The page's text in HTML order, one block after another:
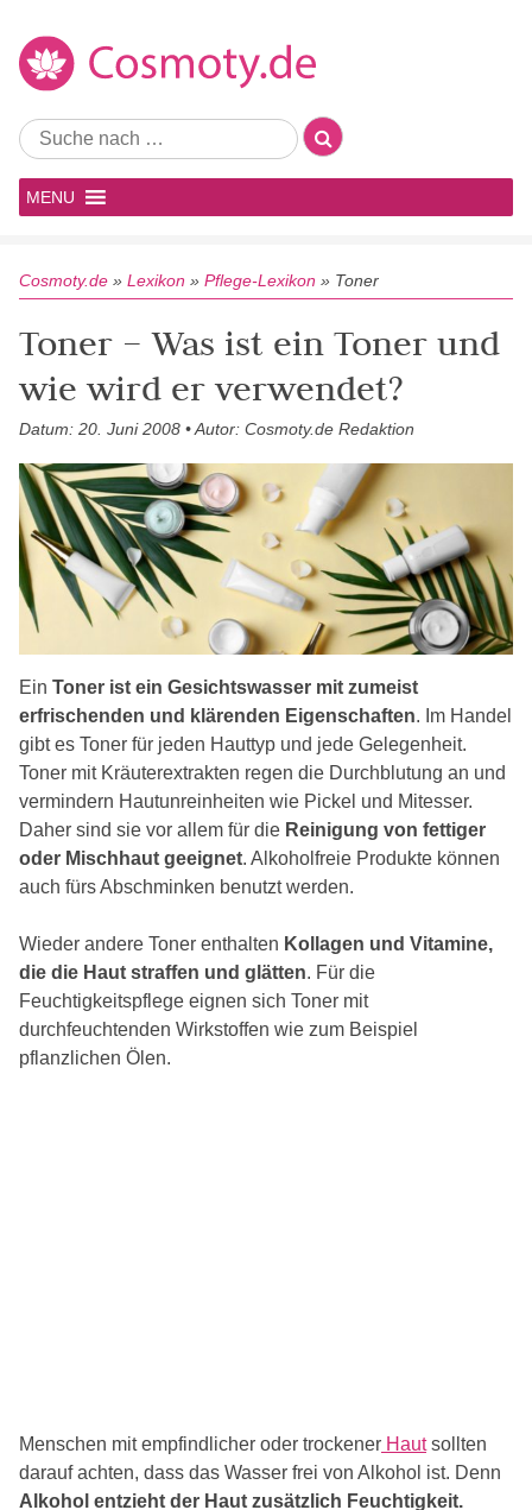
MENU
Cosmoty.de » Lexikon » Pflege-Lexikon » Toner
Toner – Was ist ein Toner und
wie wird er verwendet?
Datum: 20. Juni 2008 • Autor: Cosmoty.de Redaktion
Ein Toner ist ein Gesichtswasser mit zumeist
erfrischenden und klärenden Eigenschaften. Im Handel
gibt es Toner für jeden Hauttyp und jede Gelegenheit.
Toner mit Kräuterextrakten regen die Durchblutung an und
vermindern Hautunreinheiten wie Pickel und Mitesser.
Daher sind sie vor allem für die Reinigung von fettiger
oder Mischhaut geeignet. Alkoholfreie Produkte können
auch fürs Abschminken benutzt werden.
Wieder andere Toner enthalten Kollagen und Vitamine,
die die Haut straffen und glätten. Für die
Feuchtigkeitspflege eignen sich Toner mit
durchfeuchtenden Wirkstoffen wie zum Beispiel
pflanzlichen Ölen.
Menschen mit empfindlicher oder trockener Hautsollten
darauf achten, dass das Wasser frei von Alkohol ist. Denn
Alkohol entzieht der Haut zusätzlich Feuchtigkeit.